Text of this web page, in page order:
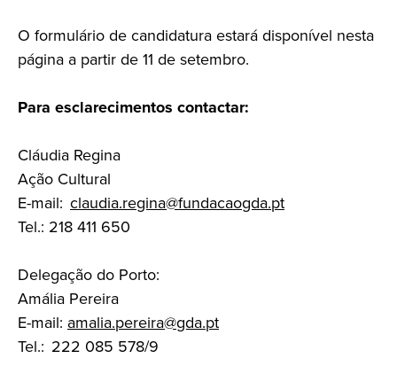
O formulário de candidatura estará disponível nesta
página a partir de 11 de setembro.
Para esclarecimentos contactar:
Cláudia Regina
Ação Cultural
E-mail: claudia.regina@fundacaogda.pt
Tel.: 218 411 650
Delegação do Porto:
Amália Pereira
E-mail: amalia.pereira@gda.pt
Tel.: 222 085 578/9